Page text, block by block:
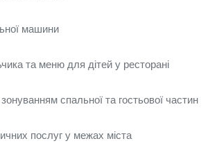
машини
та меню для дітей у ресторані
спальної та гостьової частин
послуг у межах міста